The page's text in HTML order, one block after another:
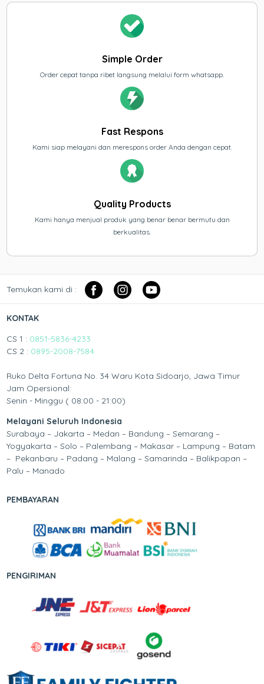
Simple Order
Order cepat tanpa ribet langsung melalui form whatsapp.
Fast Respons
Kami siap melayani dan merespons order Anda dengan cepat.
Quality Products
Kami hanya menjual produk yang benar benar bermutu dan
berkualitas.
Temukan kami di :
KONTAK
CS 1 : 0851-5836-4233
CS 2 : 0895-2008-7584
Ruko Delta Fortuna No. 34 Waru Kota Sidoarjo, Jawa Timur
Jam Opersional:
Senin - Minggu ( 08:00 - 21:00)
Melayani Seluruh Indonesia
Surabaya – Jakarta – Medan – Bandung – Semarang –
Yogyakarta – Solo – Palembang – Makasar – Lampung – Batam
– Pekanbaru – Padang – Malang – Samarinda – Balikpapan –
Palu – Manado
PEMBAYARAN
PENGIRIMAN